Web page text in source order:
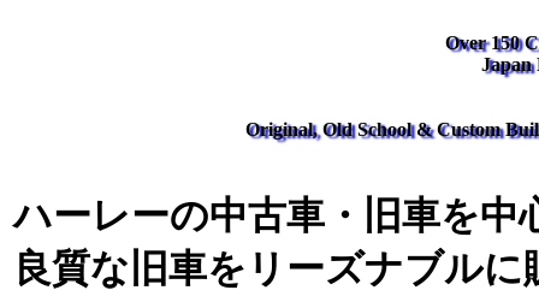
Over 150
Japan
Original, Old School & Custom
ハーレーの中古車・旧車を中
良質な旧車をリーズナブル